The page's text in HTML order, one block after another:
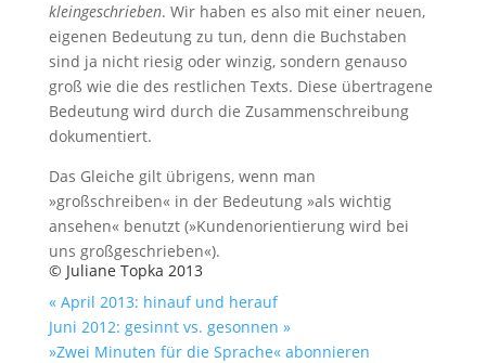
kleingeschrieben. Wir haben es also mit einer neuen,
eigenen Bedeutung zu tun, denn die Buchstaben
sind ja nicht riesig oder winzig, sondern genauso
groß wie die des restlichen Texts. Diese übertragene
Bedeutung wird durch die Zusammenschreibung
dokumentiert.
Das Gleiche gilt übrigens, wenn man
»großschreiben« in der Bedeutung »als wichtig
ansehen« benutzt (»Kundenorientierung wird bei
uns großgeschrieben«).
© Juliane Topka 2013
« April 2013: hinauf und herauf
Juni 2012: gesinnt vs. gesonnen »
»Zwei Minuten für die Sprache« abonnieren